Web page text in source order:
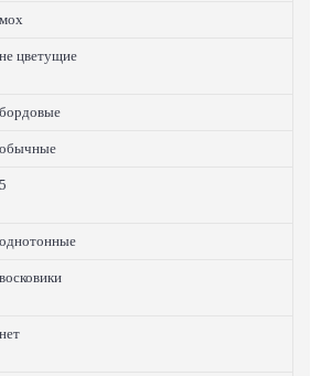
мох
не цветущие
бордовые
обычные
5
однотонные
восковики
нет